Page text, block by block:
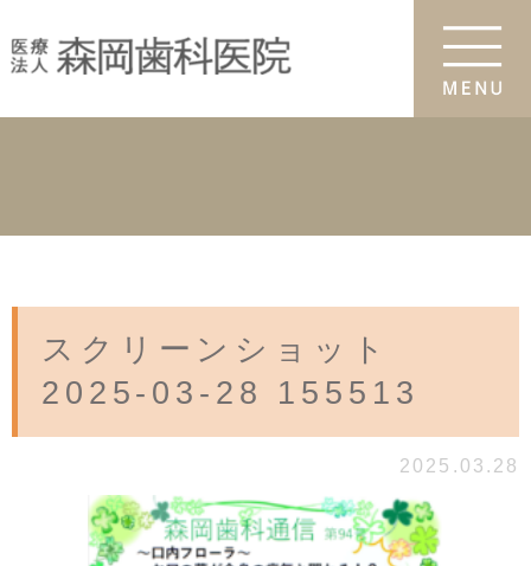
スクリーンショット
2025-03-28 155513
2025.03.28